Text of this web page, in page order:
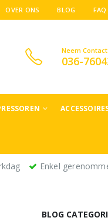
OVER ONS BLOG FAQ
Neem
036-
Enkel
BLOG